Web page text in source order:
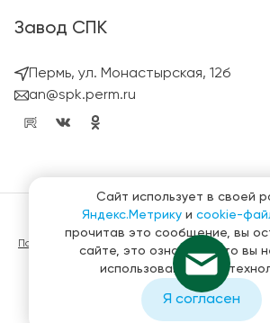
Завод СПК
Пермь, ул. Монастырская, 12б
an@spk.perm.ru
© ГК СтройПанельКомплект
Политика конфиденциальности в отношении
данных
Материалы, представленные на сайте не
офертой
Создание и продвижение сайтов
Сайт использует в своей
Яндекс.Метрику и cookie-
прочитав это сообщение, вы
сайте, это означает, что вы
использования этих
Я согласен